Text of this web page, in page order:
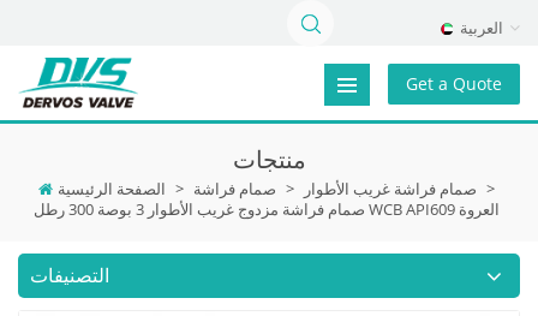
العربية
Get a Quote
منتجات
الصفحة الرئيسية > صمام فراشة > صمام فراشة غريب الأطوار >
صمام فراشة مزدوج غريب الأطوار 3 بوصة 300 رطل WCB API609 العروة
التصنيفات